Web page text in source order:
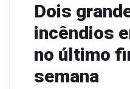
Dois
incêndios
no último
semana